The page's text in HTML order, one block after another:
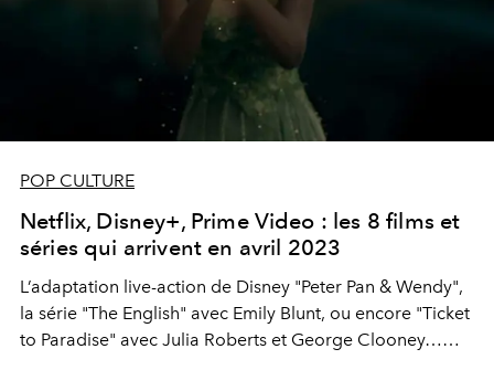
POP CULTURE
Netflix, Disney+, Prime Video : les 8 films et
séries qui arrivent en avril 2023
L’adaptation live-action de Disney "Peter Pan & Wendy",
la série "The English" avec Emily Blunt, ou encore "Ticket
to Paradise" avec Julia Roberts et George Clooney…